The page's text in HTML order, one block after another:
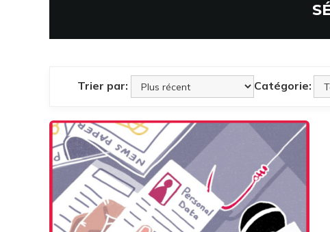
Trier par: Catégorie: